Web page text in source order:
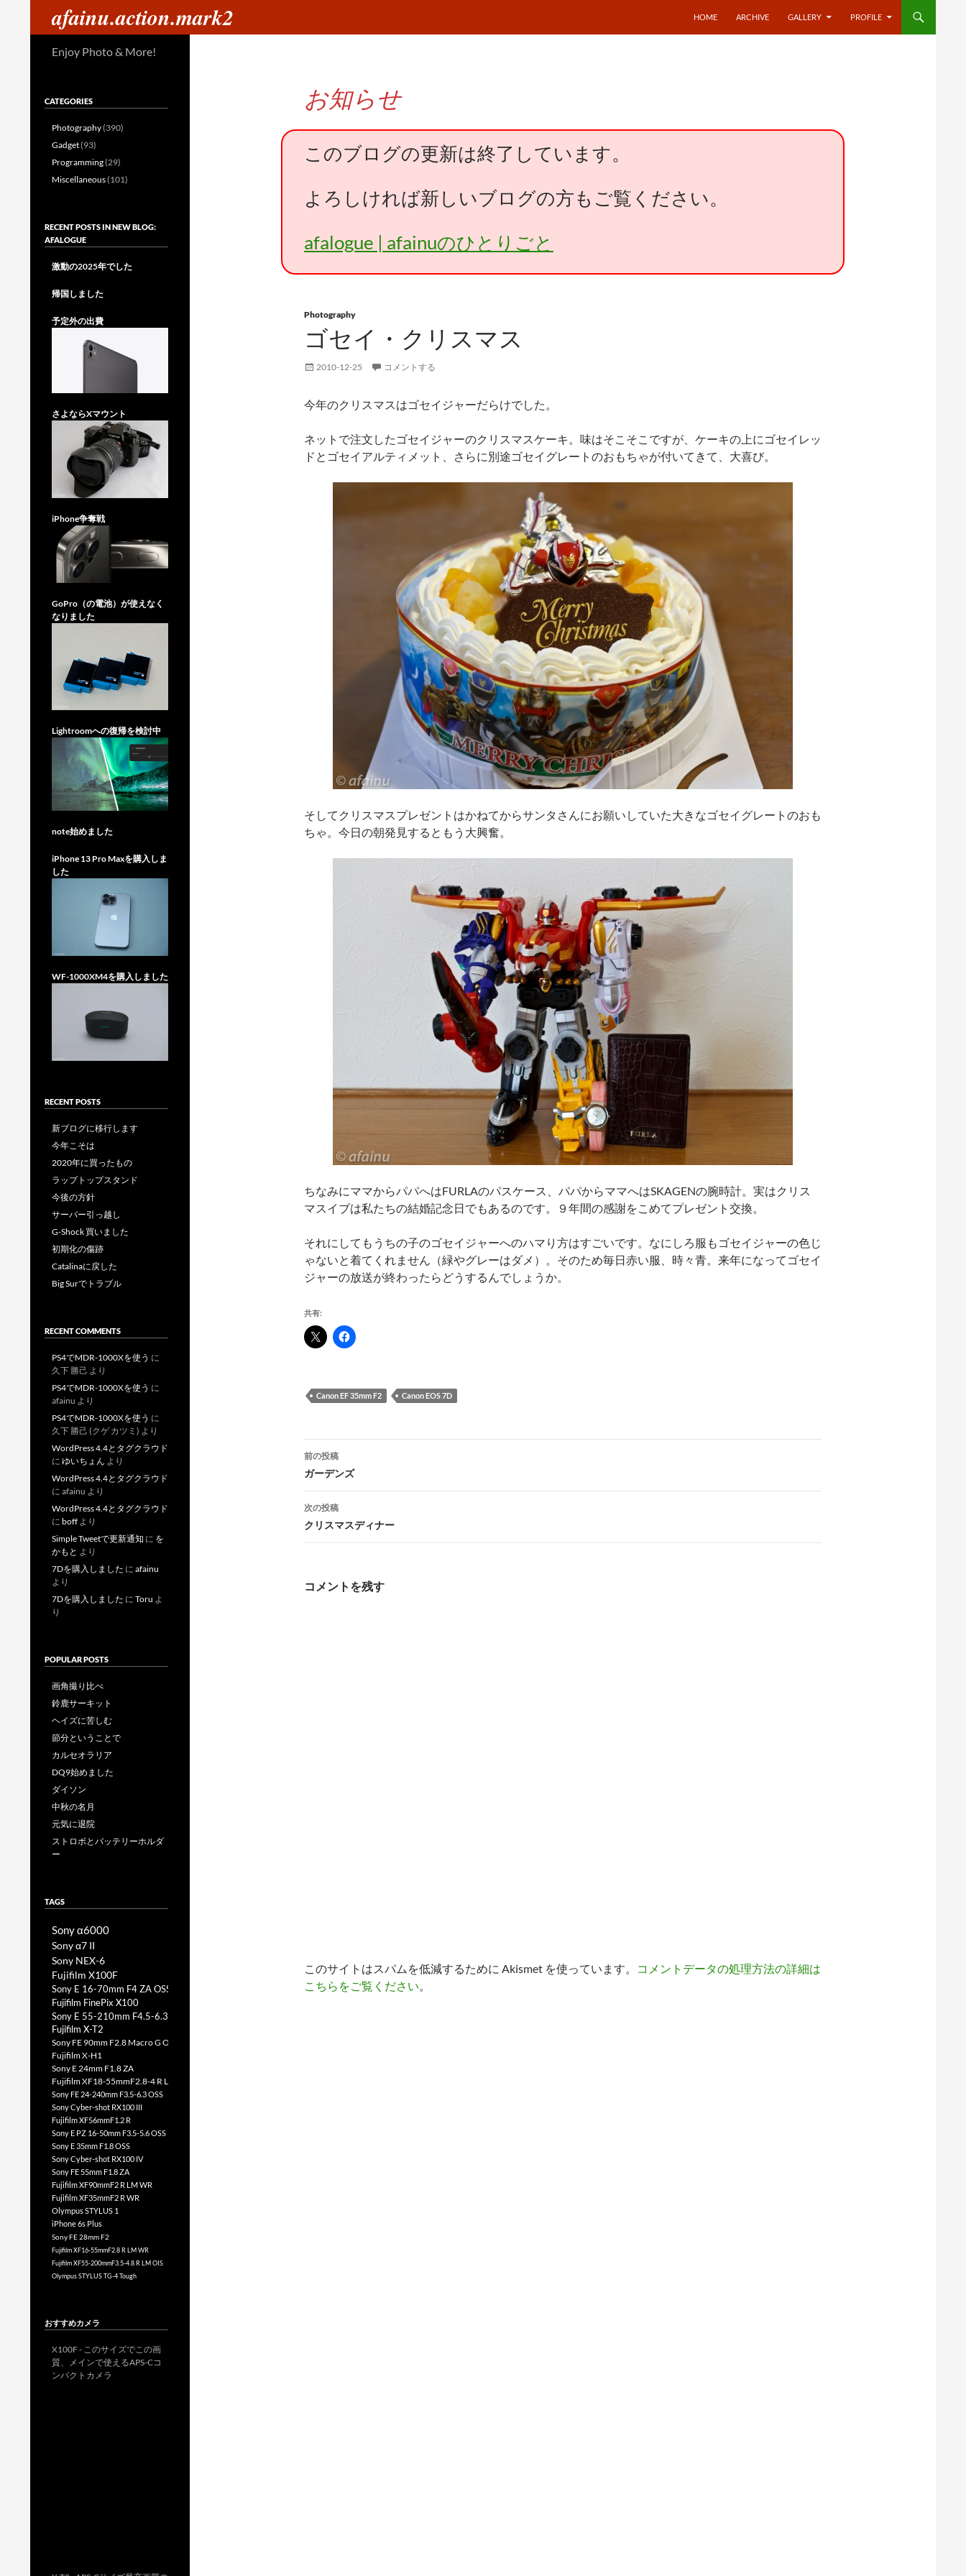
afainu.action.mark2 HOME ARCHIVE GALLERY PROFILE
お知らせ
このブログの更新は終了しています。
よろしければ新しいブログの方もご覧ください。
afalogue | afainuのひとりごと
Photography
ゴセイ・クリスマス
2010-12-25 コメントする
今年のクリスマスはゴセイジャーだらけでした。
ネットで注文したゴセイジャーのクリスマスケーキ。味はそこそこですが、ケーキの上にゴセイレッ
ドとゴセイアルティメット、さらに別途ゴセイグレートのおもちゃが付いてきて、大喜び。
そしてクリスマスプレゼントはかねてからサンタさんにお願いしていた大きなゴセイグレートのおも
ちゃ。今日の朝発見するともう大興奮。
ちなみにママからパパへはFURLAのパスケース、パパからママへはSKAGENの腕時計。実はクリス
マスイブは私たちの結婚記念日でもあるのです。９年間の感謝をこめてプレゼント交換。
それにしてもうちの子のゴセイジャーへのハマり方はすごいです。なにしろ服もゴセイジャーの色じ
ゃないと着てくれません（緑やグレーはダメ）。そのため毎日赤い服、時々青。来年になってゴセイ
ジャーの放送が終わったらどうするんでしょうか。
共有:
Canon EF 35mm F2 Canon EOS 7D
投
稿
ナ
ビ
ゲ
前の投稿
ガーデンズ
次の投稿
クリスマスディナー
コメントを残す
このサイトはスパムを低減するために Akismet を使っています。
コメントデータの処理方法の詳細は
こちらをご覧ください。
Enjoy Photo & More!
CATEGORIES
Photography(390)
Gadget(93)
Programming(29)
Miscellaneous(101)
RECENT POSTS IN NEW BLOG:
AFALOGUE
激動の2025年でした
帰国しました
予定外の出費
さよならXマウント
iPhone争奪戦
GoPro（の電池）が使えなく
なりました
Lightroomへの復帰を検討中
note始めました
iPhone 13 Pro Maxを購入しま
した
WF-1000XM4を購入しました
RECENT POSTS
新ブログに移行します
今年こそは
2020年に買ったもの
ラップトップスタンド
今後の方針
サーバー引っ越し
G-Shock 買いました
初期化の傷跡
Catalinaに戻した
Big Surでトラブル
RECENT COMMENTS
PS4でMDR-1000Xを使う に
久下 勝己 より
PS4でMDR-1000Xを使う に
afainu より
PS4でMDR-1000Xを使う に
久下 勝己 (クゲ カツミ) より
WordPress 4.4とタグクラウド
に ゆいちょん より
WordPress 4.4とタグクラウド
に afainu より
WordPress 4.4とタグクラウド
に boff より
Simple Tweetで更新通知 に を
かもと より
7Dを購入しました に afainu
より
7Dを購入しました に Toru よ
り
POPULAR POSTS
画角撮り比べ
鈴鹿サーキット
ヘイズに苦しむ
節分ということで
カルセオラリア
DQ9始めました
ダイソン
中秋の名月
元気に退院
ストロボとバッテリーホルダ
ー
TAGS
Sony α6000
Sony α7 II
Sony NEX-6
Fujifilm X100F
Sony E 16-70mm F4 ZA OSS
Fujifilm FinePix X100
Sony E 55-210mm F4.5-6.3 OSS
Fujifilm X-T2
Sony FE 90mm F2.8 Macro G OSS
Fujifilm X-H1
Sony E 24mm F1.8 ZA
Fujifilm XF18-55mmF2.8-4 R LM OIS
Sony FE 24-240mm F3.5-6.3 OSS
Sony Cyber-shot RX100 III
Fujifilm XF56mmF1.2 R
Sony E PZ 16-50mm F3.5-5.6 OSS
Sony E 35mm F1.8 OSS
Sony Cyber-shot RX100 IV
Sony FE 55mm F1.8 ZA
Fujifilm XF90mmF2 R LM WR
Fujifilm XF35mmF2 R WR
Olympus STYLUS 1
iPhone 6s Plus
Sony FE 28mm F2
Fujifilm XF16-55mmF2.8 R LM WR
Fujifilm XF55-200mmF3.5-4.8 R LM OIS
Olympus STYLUS TG-4 Tough
おすすめカメラ
X100F - このサイズでこの画
質、メインで使えるAPS-Cコ
ンパクトカメラ